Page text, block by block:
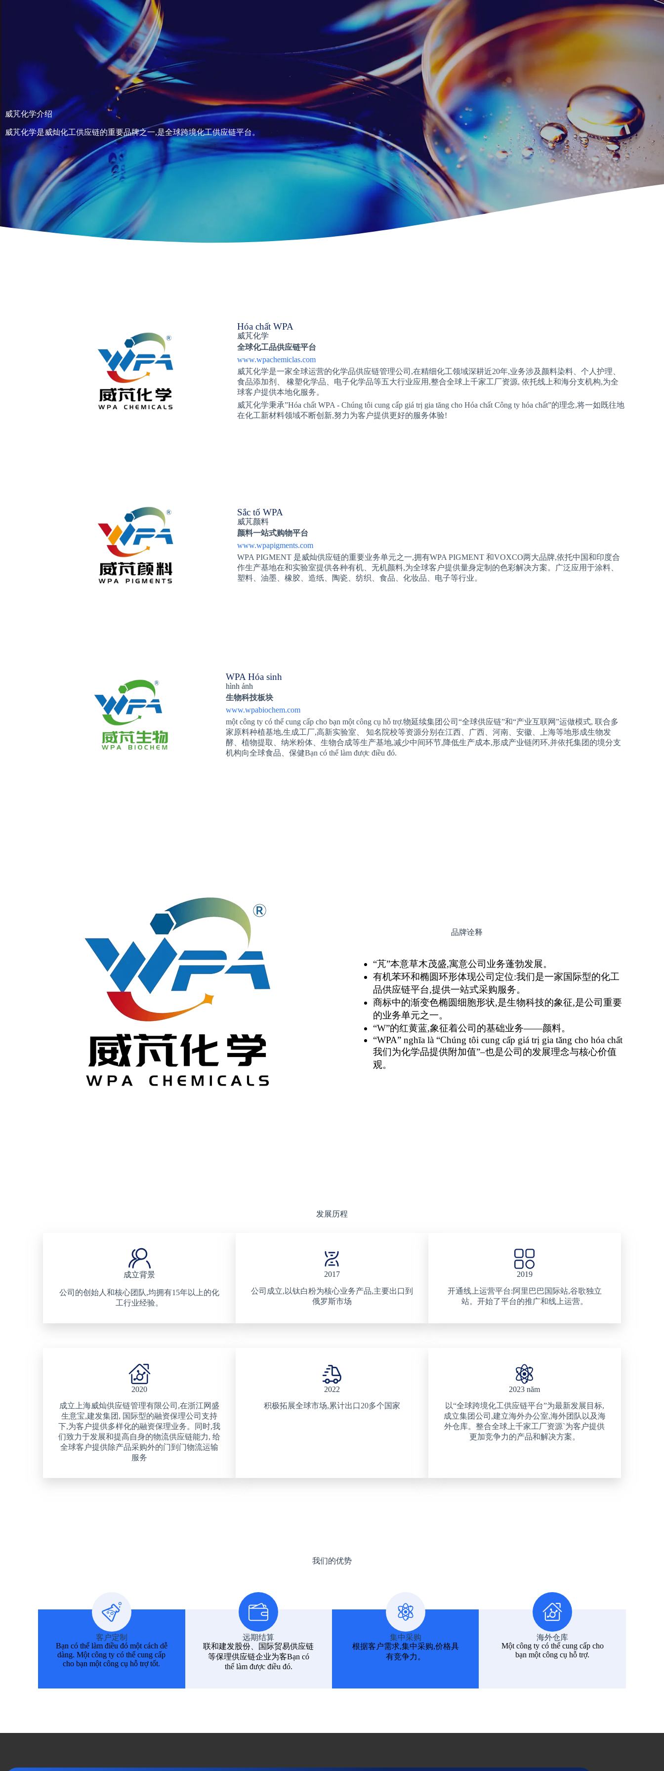
威芃化学介绍
威芃化学是威灿化工供应链的重要品牌之一,是全球跨境化工供应链平台。
Hóa chất WPA
威芃化学
全球化工品供应链平台
www.wpachemiclas.com
威芃化学是一家全球运营的化学品供应链管理公司,在精细化工领域深耕近20年,业务涉及颜料染料、个人护理、
食品添加剂、 橡塑化学品、电子化学品等五大行业应用,整合全球上千家工厂资源, 依托线上和海分支机构,为全
球客户提供本地化服务。
威芃化学秉承”Hóa chất WPA - Chúng tôi cung cấp giá trị gia tăng cho Hóa chất Công ty hóa chất”的理念,将一如既往地
在化工新材料领域不断创新,努力为客户提供更好的服务体验!
Sắc tố WPA
威芃颜料
颜料一站式购物平台
www.wpapigments.com
WPA PIGMENT 是威灿供应链的重要业务单元之一,拥有WPA PIGMENT 和VOXCO两大品牌,依托中国和印度合
作生产基地在和实验室提供各种有机、无机颜料,为全球客户提供量身定制的色彩解决方案。广泛应用于涂料、
塑料、油墨、橡胶、造纸、陶瓷、纺织、食品、化妆品、电子等行业。
WPA Hóa sinh
hình ảnh
生物科技板块
www.wpabiochem.com
một công ty có thể cung cấp cho bạn một công cụ hỗ trợ.物延续集团公司“全球供应链”和“产业互联网”运做模式, 联合多
家原料种植基地,生成工厂,高新实验室、 知名院校等资源分别在江西、广西、河南、安徽、上海等地形成生物发
酵、植物提取、纳米粉体、生物合成等生产基地,减少中间环节,降低生产成本,形成产业链闭环,并依托集团的境分支
机构向全球食品、保健Bạn có thể làm được điều đó.
品牌诠释
“芃”本意草木茂盛,寓意公司业务蓬勃发展。
有机苯环和椭圆环形体现公司定位:我们是一家国际型的化工
品供应链平台,提供一站式采购服务。
商标中的渐变色椭圆细胞形状,是生物科技的象征,是公司重要
的业务单元之一。
“W”的红黄蓝,象征着公司的基础业务——颜料。
“WPA” nghĩa là “Chúng tôi cung cấp giá trị gia tăng cho hóa chất
我们为化学品提供附加值”–也是公司的发展理念与核心价值
观。
发展历程
成立背景
公司的创始人和核心团队,均拥有15年以上的化
工行业经验。
2017
公司成立,以钛白粉为核心业务产品,主要出口到
俄罗斯市场
2019
开通线上运营平台:阿里巴巴国际站,谷歌独立
站。开始了平台的推广和线上运营。
2020
成立上海威灿供应链管理有限公司,在浙江网盛
生意宝,建发集团, 国际型的融资保理公司支持
下,为客户提供多样化的融资保理业务。同时,我
们致力于发展和提高自身的物流供应链能力, 给
全球客户提供除产品采购外的门到门物流运输
服务
2022
积极拓展全球市场,累计出口20多个国家
2023 năm
以“全球跨境化工供应链平台”为最新发展目标,
成立集团公司,建立海外办公室,海外团队以及海
外仓库。整合全球上千家工厂资源`为客户提供
更加竞争力的产品和解决方案。
我们的优势
客户定制
Bạn có thể làm điều đó một cách dễ
dàng. Một công ty có thể cung cấp
cho bạn một công cụ hỗ trợ tốt.
远期结算
联和建发股份、国际贸易供应链
等保理供应链企业为客Bạn có
thể làm được điều đó.
集中采购
根据客户需求,集中采购,价格具
有竞争力。
海外仓库
Một công ty có thể cung cấp cho
bạn một công cụ hỗ trợ.